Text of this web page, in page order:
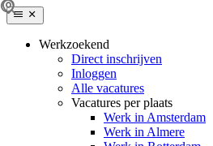
Werkzoekend
Direct inschrijven
Inloggen
Alle vacatures
Vacatures per plaats
Werk in Amsterdam
Werk in Almere